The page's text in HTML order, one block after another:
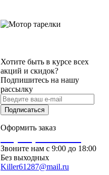
Хотите быть в курсе всех
акций и скидок?
Подпишитесь на нашу
рассылку
Подписаться
Оформить заказ
Звоните нам с 9:00 до 18:00
Без выходных
Killer61287@mail.ru